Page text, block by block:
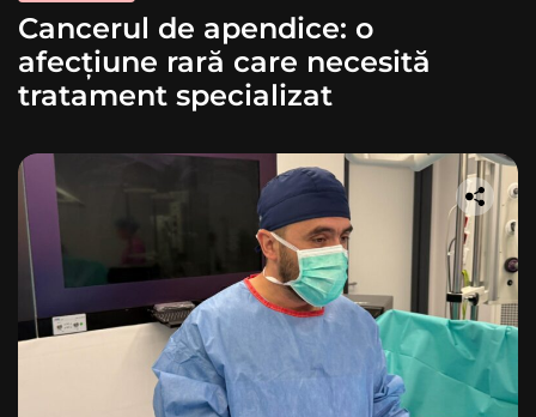
Cancerul de apendice: o
afecțiune rară care necesită
tratament specializat